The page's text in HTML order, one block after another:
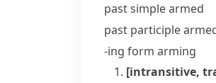
past simplearmed
past participle
-ing form arming
[intransitive,